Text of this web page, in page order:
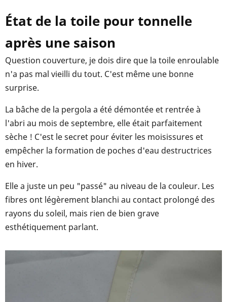
État de la toile pour tonnelle
après une saison
Question couverture, je dois dire que la toile enroulable
n'a pas mal vieilli du tout. C'est même une bonne
surprise.
La bâche de la pergola a été démontée et rentrée à
l'abri au mois de septembre, elle était parfaitement
sèche ! C'est le secret pour éviter les moisissures et
empêcher la formation de poches d'eau destructrices
en hiver.
Elle a juste un peu "passé" au niveau de la couleur. Les
fibres ont légèrement blanchi au contact prolongé des
rayons du soleil, mais rien de bien grave
esthétiquement parlant.